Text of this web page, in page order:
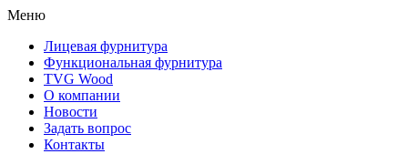
Меню
Лицевая фурнитура
Функциональная фурнитура
TVG Wood
О компании
Новости
Задать вопрос
Контакты